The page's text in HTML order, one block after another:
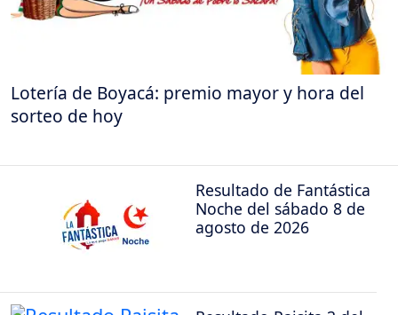
Lotería de Boyacá: premio mayor y hora del
sorteo de hoy
Resultado de Fantástica
Noche del sábado 8 de
agosto de 2026